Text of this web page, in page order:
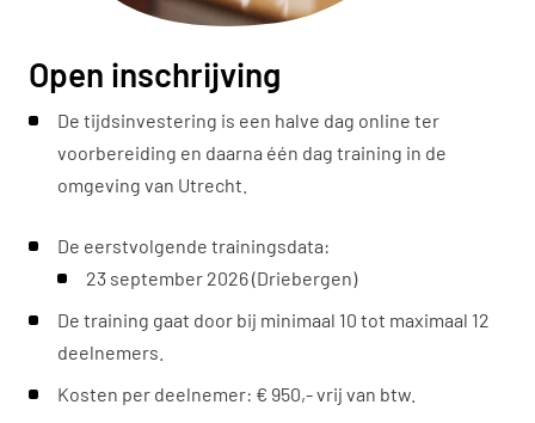
Open inschrijving
De tijdsinvestering is een halve dag online ter
voorbereiding en daarna één dag training in de
omgeving van Utrecht.
De eerstvolgende trainingsdata:
23 september 2026 (Driebergen)
De training gaat door bij minimaal 10 tot maximaal 12
deelnemers.
Kosten per deelnemer: € 950,- vrij van btw.